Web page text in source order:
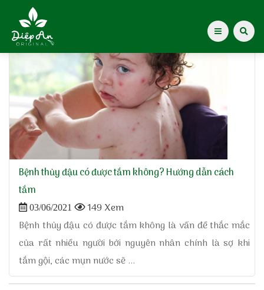
Giới thiệu Dược Khoa
Giới thiệu
Kiến thức cho mẹ
Tạp chí Diệp An Nhi
Tin tức
Điểm mua hàng
Home»
Bệnh thủy đậu có được tắm không? Hướng dẫn cách
tắm
03/06/2021
149 Xem
Bệnh thủy đậu có được tắm không là vấn đề thắc mắc
của rất nhiều người bởi nguyên nhân chính là sợ khi
tắm gội, các mụn nước sẽ ...